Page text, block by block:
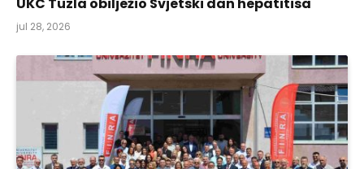
UKC Tuzla obilježio Svjetski dan hepatitisa
jul 28, 2026